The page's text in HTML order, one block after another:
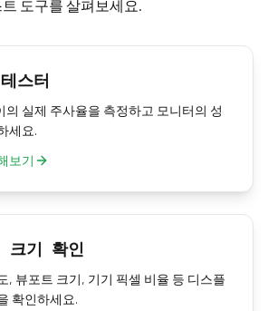
트 도구를 살펴보세요.
스터
의 실제 주사율을 측정하고 모니터의 성
세요.
보기
크기 확인
, 뷰포트 크기, 기기 픽셀 비율 등 디스플
확인하세요.